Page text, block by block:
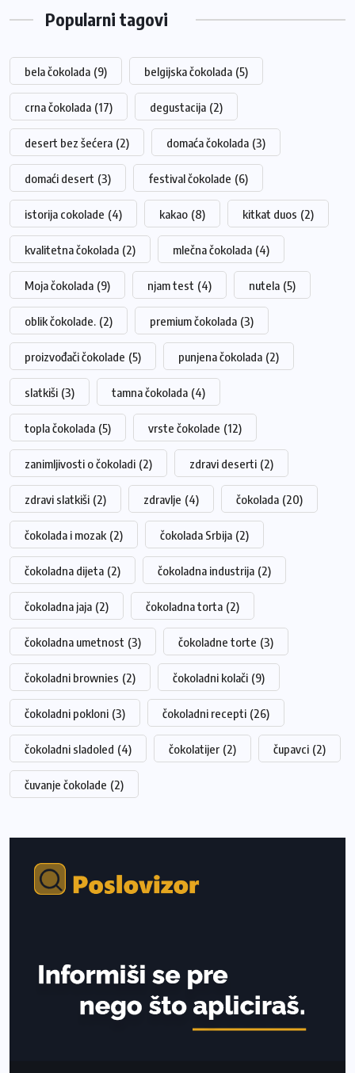
Popularni tagovi
bela čokolada (9) belgijska čokolada (5)
crna čokolada (17) degustacija (2)
desert bez šećera (2) domaća čokolada (3)
domaći desert (3) festival čokolade (6)
istorija cokolade (4) kakao (8) kitkat duos (2)
kvalitetna čokolada (2) mlečna čokolada (4)
Moja čokolada (9) njam test (4) nutela (5)
oblik čokolade. (2) premium čokolada (3)
proizvođači čokolade (5) punjena čokolada (2)
slatkiši (3) tamna čokolada (4)
topla čokolada (5) vrste čokolade (12)
zanimljivosti o čokoladi (2) zdravi deserti (2)
zdravi slatkiši (2) zdravlje (4) čokolada (20)
čokolada i mozak (2) čokolada Srbija (2)
čokoladna dijeta (2) čokoladna industrija (2)
čokoladna jaja (2) čokoladna torta (2)
čokoladna umetnost (3) čokoladne torte (3)
čokoladni brownies (2) čokoladni kolači (9)
čokoladni pokloni (3) čokoladni recepti (26)
čokoladni sladoled (4) čokolatijer (2) čupavci (2)
čuvanje čokolade (2)